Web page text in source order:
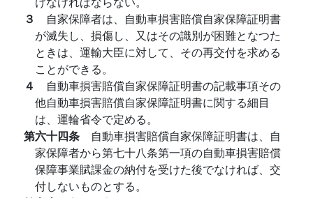
３ 自家保障者は、自動車損害賠償自家保障証明書
が滅失し、損傷し、又はその識別が困難となつた
ときは、運輸大臣に対して、その再交付を求める
ことができる。
４ 自動車損害賠償自家保障証明書の記載事項その
他自動車損害賠償自家保障証明書に関する細目
は、運輪省令で定める。
第六十四条 自動車損害賠償自家保障証明書は、自
家保障者から第七十八条第一項の自動車損害賠償
保障事業賦課金の納付を受けた後でなければ、交
付しないものとする。